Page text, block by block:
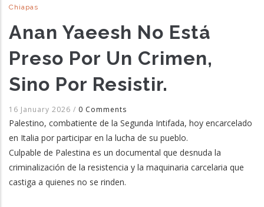
Chiapas
Anan Yaeesh No Está
Preso Por Un Crimen,
Sino Por Resistir.
16 January 2026 / 0 Comments
Palestino, combatiente de la Segunda Intifada, hoy encarcelado
en Italia por participar en la lucha de su pueblo.
Culpable de Palestina es un documental que desnuda la
criminalización de la resistencia y la maquinaria carcelaria que
castiga a quienes no se rinden.